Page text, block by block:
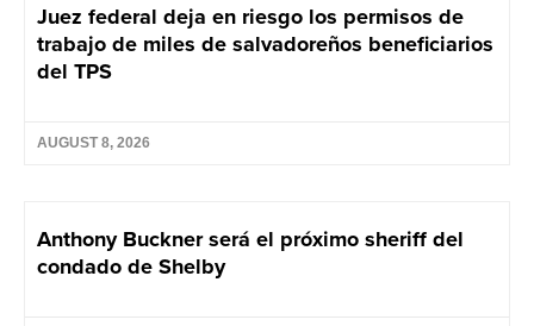
Juez federal deja en riesgo los permisos de
trabajo de miles de salvadoreños beneficiarios
del TPS
AUGUST 8, 2026
Anthony Buckner será el próximo sheriff del
condado de Shelby